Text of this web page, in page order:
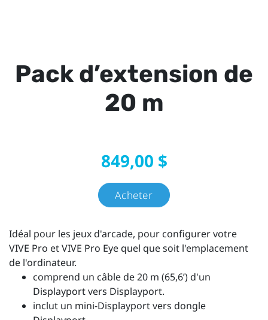
Pack d’extension de
20 m
849,00 $
Acheter
Idéal pour les jeux d'arcade, pour configurer votre
VIVE Pro et VIVE Pro Eye quel que soit l'emplacement
de l'ordinateur.
comprend un câble de 20 m (65,6’) d'un
Displayport vers Displayport.
inclut un mini-Displayport vers dongle